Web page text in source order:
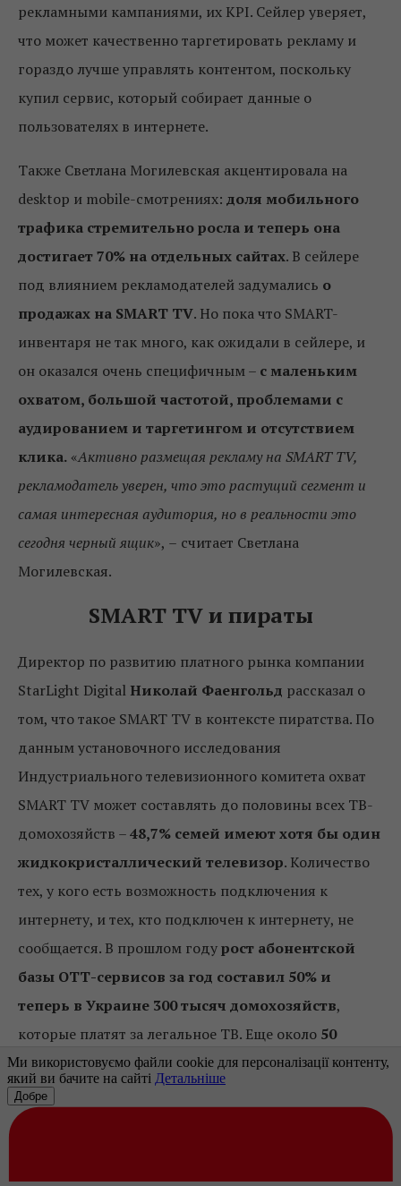
рекламными кампаниями, их KPI. Сейлер уверяет,
что может качественно таргетировать рекламу и
гораздо лучше управлять контентом, поскольку
купил сервис, который собирает данные о
пользователях в интернете.
Также Светлана Могилевская акцентировала на
desktop и mobile-смотрениях: доля мобильного
трафика стремительно росла и теперь она
достигает 70% на отдельных сайтах. В сейлере
под влиянием рекламодателей задумались о
продажах на SMART TV. Но пока что SMART-
инвентаря не так много, как ожидали в сейлере, и
он оказался очень специфичным – с маленьким
охватом, большой частотой, проблемами с
аудированием и таргетингом и отсутствием
клика. «Активно размещая рекламу на SMART TV,
рекламодатель уверен, что это растущий сегмент и
самая интересная аудитория, но в реальности это
сегодня черный ящик», – считает Светлана
Могилевская.
SMART TV и пираты
Директор по развитию платного рынка компании
StarLight Digital Николай Фаенгольд рассказал о
том, что такое SMART TV в контексте пиратства. По
данным установочного исследования
Индустриального телевизионного комитета охват
SMART TV может составлять до половины всех ТВ-
домохозяйств –48,7% семей имеют хотя бы один
жидкокристаллический телевизор. Количество
тех, у кого есть возможность подключения к
интернету, и тех, кто подключен к интернету, не
сообщается. В прошлом годурост абонентской
базы ОТТ-сервисов за год составил 50% и
теперь в Украине 300 тысяч домохозяйств,
которые платят за легальное ТВ. Еще около 50
тысяч абонентовежемесячно используют
тестовые или бесплатные аккаунты легальных ОТТ-
сервисов. В StarLight Digital назвали также
абонентов.